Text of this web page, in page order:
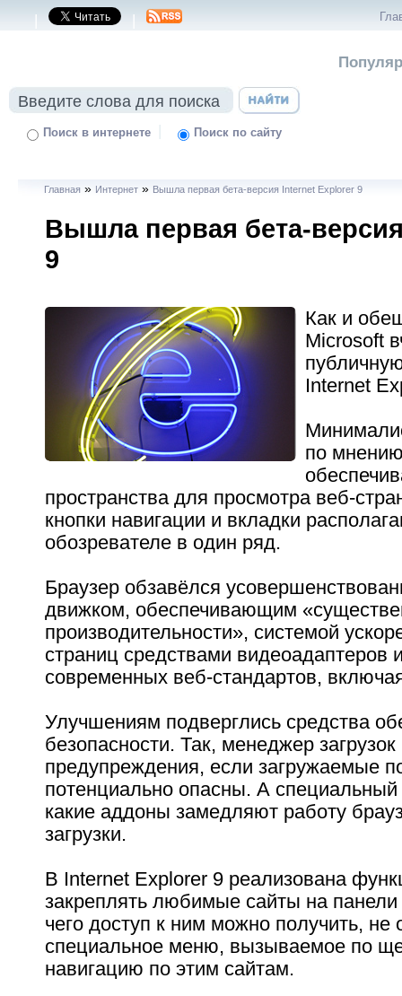
| |
Поиск в интернете | Поиск по сайту
Главная » Интернет » Вышла первая бета-версия Internet Explorer 9
Вышла первая бета-
9
Как и
Microsoft
Internet
по
пространства для просмотра веб-
кнопки навигации и вкладки
обозревателе в один ряд.
Браузер обзавёлся
движком, обеспечивающим
производительности», системой
страниц средствами видеоадаптеров
современных веб-стандартов,
Улучшениям подверглись средства
безопасности. Так, менеджер
предупреждения, если загружаемые
потенциально опасны. А
какие аддоны замедляют работу
загрузки.
В Internet Explorer 9 реализована
закреплять любимые сайты на
чего доступ к ним можно получить, не
специальное меню, вызываемое по
навигацию по этим сайтам.